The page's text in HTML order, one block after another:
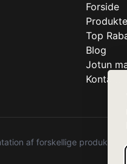
Forside
Top
Blog
Jotun
Kontakt
af forskellige produkter